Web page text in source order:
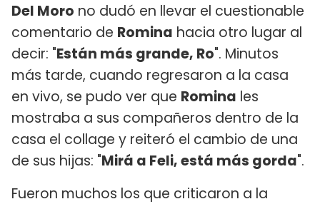
Del Moro no dudó en llevar el cuestionable
comentario de Romina hacia otro lugar al
decir: "Están más grande, Ro". Minutos
más tarde, cuando regresaron a la casa
en vivo, se pudo ver que Romina les
mostraba a sus compañeros dentro de la
casa el collage y reiteró el cambio de una
de sus hijas: "Mirá a Feli, está más gorda".
Fueron muchos los que criticaron a la